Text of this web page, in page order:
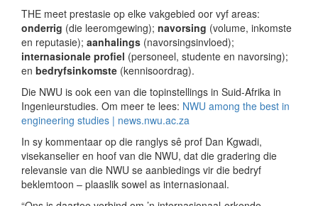
THE meet prestasie op elke vakgebied oor vyf areas:
onderrig (die leeromgewing); navorsing (volume, inkomste
en reputasie); aanhalings (navorsingsinvloed);
internasionale profiel (personeel, studente en navorsing);
en bedryfsinkomste (kennisoordrag).
Die NWU is ook een van die topinstellings in Suid-Afrika in
Ingenieurstudies. Om meer te lees: NWU among the best in
engineering studies | news.nwu.ac.za
In sy kommentaar op die ranglys sê prof Dan Kgwadi,
visekanselier en hoof van die NWU, dat die gradering die
relevansie van die NWU se aanbiedings vir die bedryf
beklemtoon – plaaslik sowel as internasionaal.